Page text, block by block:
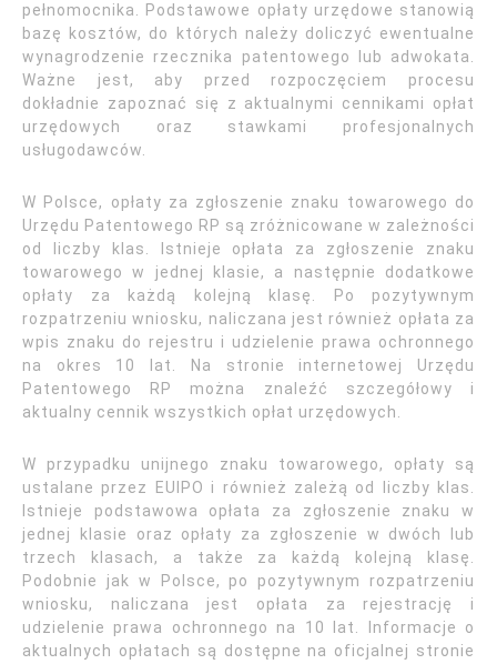
pełnomocnika. Podstawowe opłaty urzędowe stanowią
bazę kosztów, do których należy doliczyć ewentualne
wynagrodzenie rzecznika patentowego lub adwokata.
Ważne jest, aby przed rozpoczęciem procesu
dokładnie zapoznać się z aktualnymi cennikami opłat
urzędowych oraz stawkami profesjonalnych
usługodawców.
W Polsce, opłaty za zgłoszenie znaku towarowego do
Urzędu Patentowego RP są zróżnicowane w zależności
od liczby klas. Istnieje opłata za zgłoszenie znaku
towarowego w jednej klasie, a następnie dodatkowe
opłaty za każdą kolejną klasę. Po pozytywnym
rozpatrzeniu wniosku, naliczana jest również opłata za
wpis znaku do rejestru i udzielenie prawa ochronnego
na okres 10 lat. Na stronie internetowej Urzędu
Patentowego RP można znaleźć szczegółowy i
aktualny cennik wszystkich opłat urzędowych.
W przypadku unijnego znaku towarowego, opłaty są
ustalane przez EUIPO i również zależą od liczby klas.
Istnieje podstawowa opłata za zgłoszenie znaku w
jednej klasie oraz opłaty za zgłoszenie w dwóch lub
trzech klasach, a także za każdą kolejną klasę.
Podobnie jak w Polsce, po pozytywnym rozpatrzeniu
wniosku, naliczana jest opłata za rejestrację i
udzielenie prawa ochronnego na 10 lat. Informacje o
aktualnych opłatach są dostępne na oficjalnej stronie